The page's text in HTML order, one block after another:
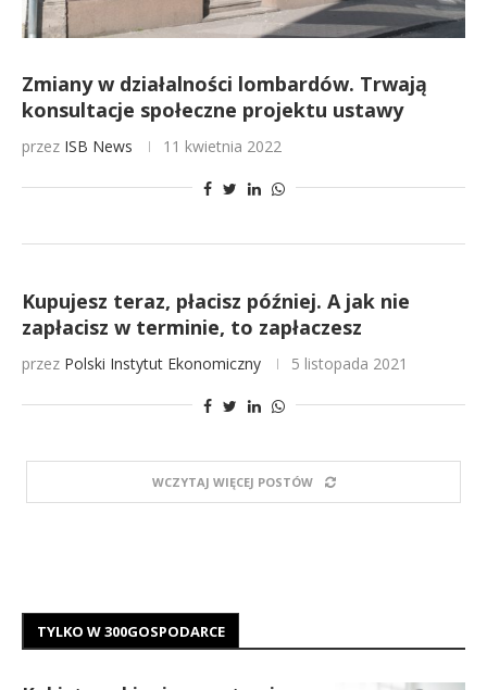
Zmiany w działalności lombardów. Trwają
konsultacje społeczne projektu ustawy
przez ISB News 11 kwietnia 2022
Kupujesz teraz, płacisz później. A jak nie
zapłacisz w terminie, to zapłaczesz
przez Polski Instytut Ekonomiczny 5 listopada 2021
WCZYTAJ WIĘCEJ POSTÓW
TYLKO W 300GOSPODARCE